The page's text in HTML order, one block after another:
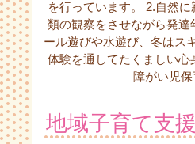
を行っています。 2.自然
類の観察をさせながら発
ール遊びや水遊び、冬はス
体験を通してたくましい
障がい児
地域子育て支